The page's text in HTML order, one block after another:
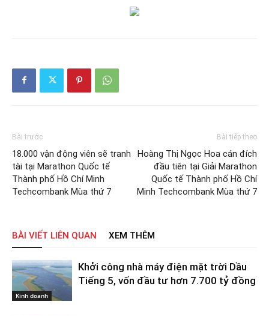
Bài trước
18.000 vận động viên sẽ tranh
tài tại Marathon Quốc tế
Thành phố Hồ Chí Minh
Techcombank Mùa thứ 7
Bài tiếp theo
Hoàng Thị Ngọc Hoa cán đích
đầu tiên tại Giải Marathon
Quốc tế Thành phố Hồ Chí
Minh Techcombank Mùa thứ 7
BÀI VIẾT LIÊN QUAN XEM THÊM
Kinh doanh
Khởi công nhà máy điện mặt trời Dầu
Tiếng 5, vốn đầu tư hơn 7.700 tỷ đồng